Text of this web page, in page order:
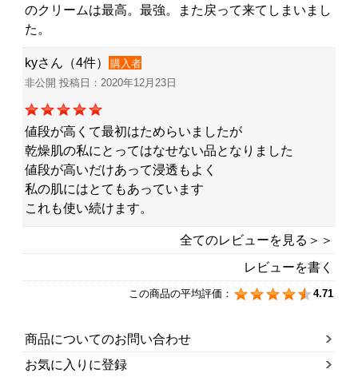
のクリームは最高。最強。また戻って来てしまいまし
た。
kyさん（4件）
購入者
非公開 投稿日：2020年12月23日
値段が高くて最初はためらいましたが
乾燥肌の私にとってはなせない品となりました
値段が高いだけあって浸透もよく
私の肌にはとてもあっています
これも使い続けます。
全てのレビューを見る＞＞
レビューを書く
この商品の平均評価： 4.71
商品についてのお問い合わせ
お気に入りに登録